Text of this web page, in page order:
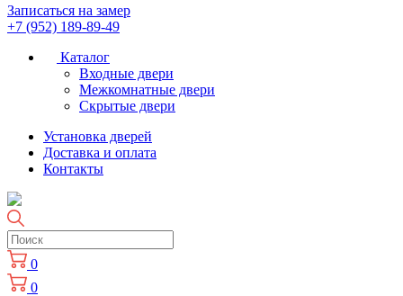
Записаться на замер
+7 (952) 189-89-49
Каталог
Входные двери
Межкомнатные двери
Скрытые двери
Установка дверей
Доставка и оплата
Контакты
0
0